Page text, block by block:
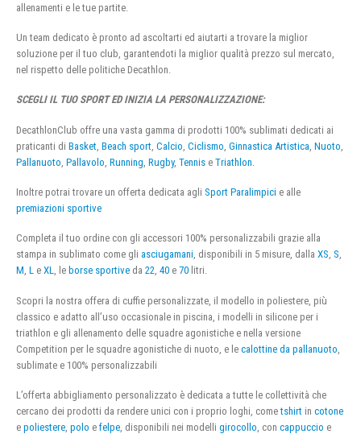
allenamenti e le tue partite.
Un team dedicato è pronto ad ascoltarti ed aiutarti a trovare la miglior
soluzione per il tuo club, garantendoti la miglior qualità prezzo sul mercato,
nel rispetto delle politiche Decathlon.
SCEGLI IL TUO SPORT ED INIZIA LA PERSONALIZZAZIONE:
DecathlonClub offre una vasta gamma di prodotti 100% sublimati dedicati ai
praticanti di Basket Beach sport Calcio Ciclismo Ginnastica Artistica Nuoto
Pallanuoto Pallavolo Running Rugby, Tennis e Triathlon
Inoltre potrai trovare un offerta dedicata agli Sport Paralimpici e alle
premiazioni sportive
Completa il tuo ordine con gli accessori 100% personalizzabili grazie alla
stampa in sublimato come gli asciugamani, disponibili in 5 misure, dalla XS, S,
M, L e XL, le borse sportive da 22, 40 e 70 litri.
Scopri la nostra offera di cuffie personalizzate, il modello in poliestere, più
classico e adatto all’uso occasionale in piscina, i modelli in silicone per i
triathlon e gli allenamento delle squadre agonistiche e nella versione
Competition per le squadre agonistiche di nuoto, e le calottine da pallanuoto
sublimate e 100% personalizzabili
L’offerta abbigliamento personalizzato è dedicata a tutte le collettività che
cercano dei prodotti da rendere unici con i proprio loghi, cometshirt in cotone
e poliestere polo e felpe , disponibili nei modelli girocollo , con cappuccio e